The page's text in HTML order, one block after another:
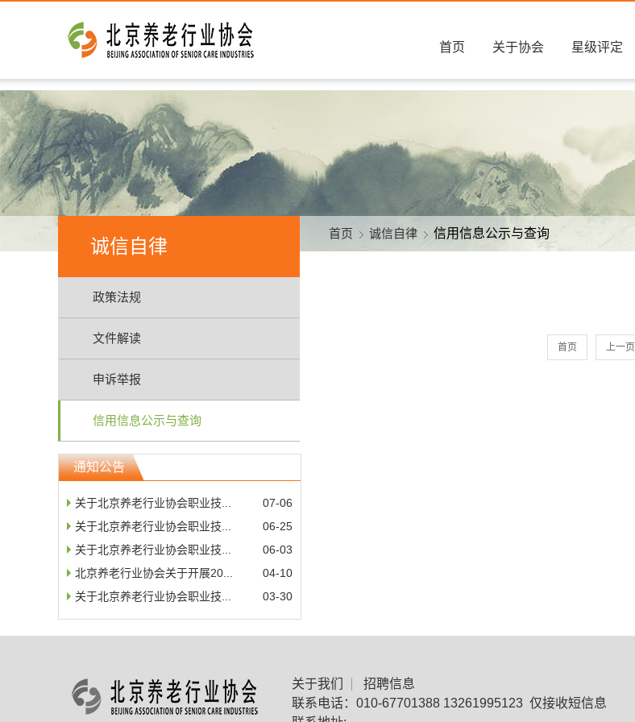
首页 关于协会 星级评定
诚信自律
政策法规
文件解读
申诉举报
信用信息公示与查询
通知公告
关于北京养老行业协会职业技...
07-06
关于北京养老行业协会职业技...
06-25
关于北京养老行业协会职业技...
06-03
北京养老行业协会关于开展20...
04-10
关于北京养老行业协会职业技...
03-30
首页 诚信自律 信用信息公示与查询
首页 上一页
关于我们
招聘信息
联系电话：010-67701388 13261995123 仅接收短信息